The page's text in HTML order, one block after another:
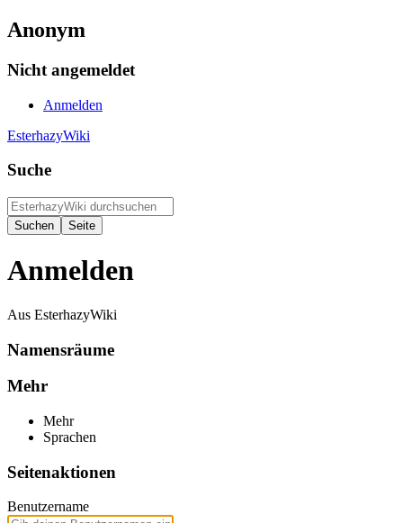
Anonym
Nicht angemeldet
Anmelden
EsterhazyWiki
Suche
Anmelden
Aus EsterhazyWiki
Namensräume
Mehr
Mehr
Sprachen
Seitenaktionen
Benutzername